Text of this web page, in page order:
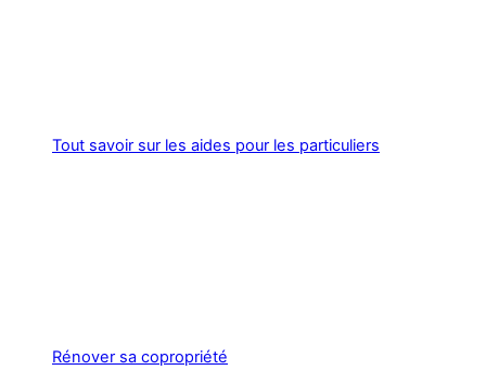
Tout savoir sur les aides pour les particuliers
Rénover sa copropriété